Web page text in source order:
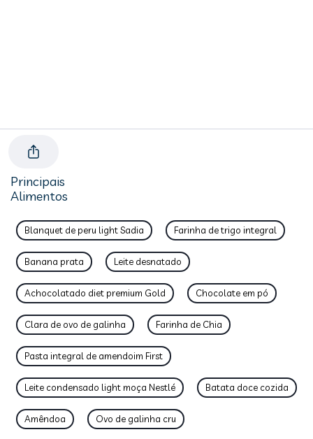
Principais
Alimentos
Blanquet de peru light Sadia Farinha de trigo integral
Banana prata Leite desnatado
Achocolatado diet premium Gold Chocolate em pó
Clara de ovo de galinha Farinha de Chia
Pasta integral de amendoim First
Leite condensado light moça Nestlé Batata doce cozida
Amêndoa Ovo de galinha cru